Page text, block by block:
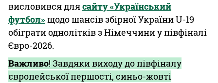
висловився длясайту «Український
футбол»щодо шансів збірної України U-19
обіграти однолітків з Німеччини у півфіналі
Євро-2026.
Важливо! Завдяки виходу до півфіналу
європейської першості, синьо-жовті